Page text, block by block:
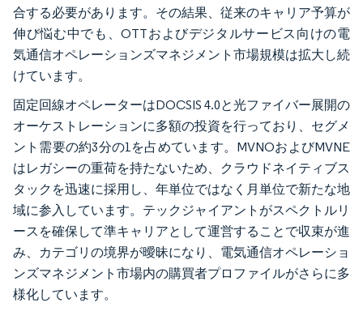
合する必要があります。その結果、従来のキャリア予算が
伸び悩む中でも、OTTおよびデジタルサービス向けの電
気通信オペレーションズマネジメント市場規模は拡大し続
けています。
固定回線オペレーターはDOCSIS 4.0と光ファイバー展開の
オーケストレーションに多額の投資を行っており、セグメ
ント需要の約3分の1を占めています。MVNOおよびMVNE
はレガシーの重荷を持たないため、クラウドネイティブス
タックを迅速に採用し、年単位ではなく月単位で新たな地
域に参入しています。テックジャイアントがスペクトルリ
ースを確保して準キャリアとして運営することで収束が進
み、カテゴリの境界が曖昧になり、電気通信オペレーショ
ンズマネジメント市場内の購買者プロファイルがさらに多
様化しています。